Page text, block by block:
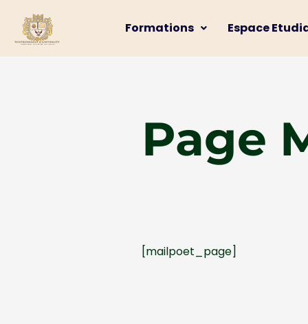
Formations Espace
Page
[mailpoet_page]